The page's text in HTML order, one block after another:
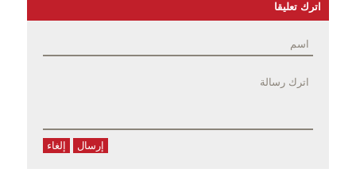
اترك تعليقا
إرسال إلغاء